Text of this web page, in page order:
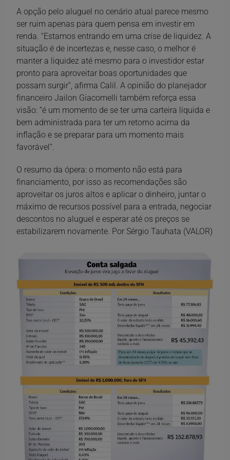
A opção pelo aluguel no cenário atual parece mesmo
ser ruim apenas para quem pensa em investir em
renda. “Estamos entrando em uma crise de liquidez. A
situação é de incertezas e, nesse caso, o melhor é
manter a liquidez até mesmo para o investidor estar
pronto para aproveitar boas oportunidades que
possam surgir”, afirma Calil. A opinião do planejador
financeiro Jailon Giacomelli também reforça essa
visão: “é um momento de se ter uma carteira líquida e
bem administrada para ter um retorno acima da
inflação e se preparar para um momento mais
favorável”.
O resumo da ópera: o momento não está para
financiamento, por isso as recomendações são
aproveitar os juros altos e aplicar o dinheiro, juntar o
máximo de recursos possível para a entrada, negociar
descontos no aluguel e esperar até os preços se
estabilizarem novamente. Por Sérgio Tauhata (VALOR)